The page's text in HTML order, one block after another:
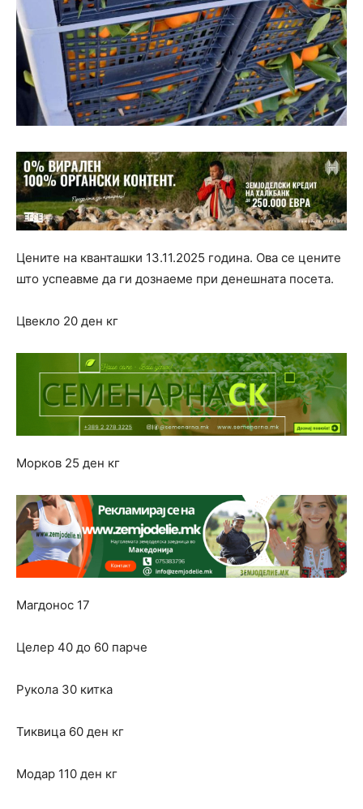
Цените на кванташки 13.11.2025 година. Ова се цените
што успеавме да ги дознаеме при денешната посета.
Цвекло 20 ден кг
Морков 25 ден кг
Магдонос 17
Целер 40 до 60 парче
Рукола 30 китка
Тиквица 60 ден кг
Модар 110 ден кг